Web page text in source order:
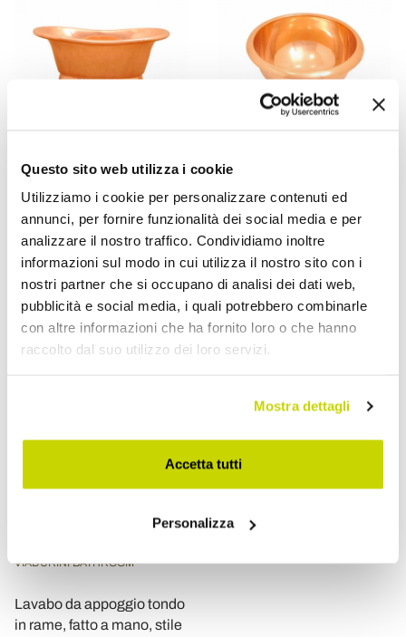
Questo sito web utilizza i cookie
Utilizziamo i cookie per personalizzare contenuti ed
annunci, per fornire funzionalità dei social media e per
analizzare il nostro traffico. Condividiamo inoltre
informazioni sul modo in cui utilizza il nostro sito con i
nostri partner che si occupano di analisi dei dati web,
pubblicità e social media, i quali potrebbero combinarle
con altre informazioni che ha fornito loro o che hanno
raccolto dal suo utilizzo dei loro servizi.
Mostra dettagli
Accetta tutti
Personalizza
Lavabo appoggio design
vintage in rame fatto a
mano Calla
€ 3.627,20 € 4.534,00 - 20%
Lavabo tondo da appoggio
in rame, fatto a mano, Alba
€ 2.257,60 € 2.822,00 - 20%
VIADURINI BATHROOM
Lavabo da appoggio tondo
in rame, fatto a mano, stile